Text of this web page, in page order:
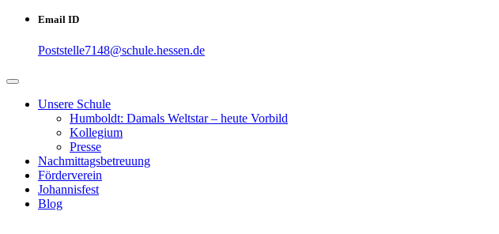
Email ID
Poststelle7148@schule.hessen.de
Unsere Schule
Humboldt: Damals Weltstar – heute Vorbild
Kollegium
Presse
Nachmittagsbetreuung
Förderverein
Johannisfest
Blog